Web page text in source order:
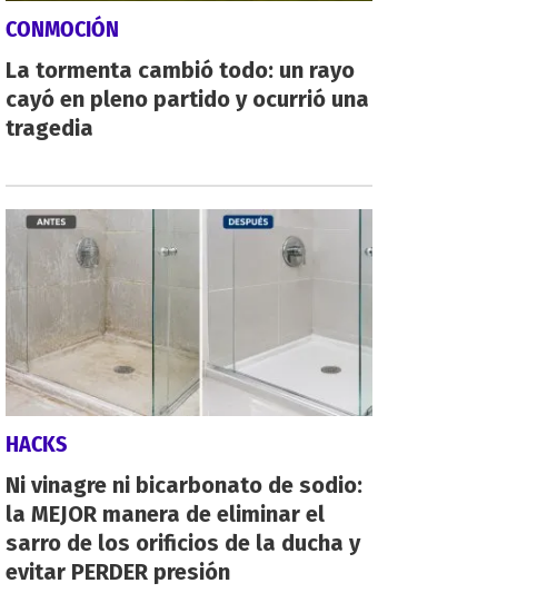
CONMOCIÓN
La tormenta cambió todo: un rayo
cayó en pleno partido y ocurrió una
tragedia
HACKS
Ni vinagre ni bicarbonato de sodio:
la MEJOR manera de eliminar el
sarro de los orificios de la ducha y
evitar PERDER presión